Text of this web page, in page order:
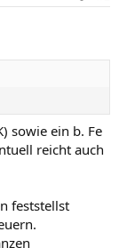
sowie ein b. Fe
reicht auch
feststellst